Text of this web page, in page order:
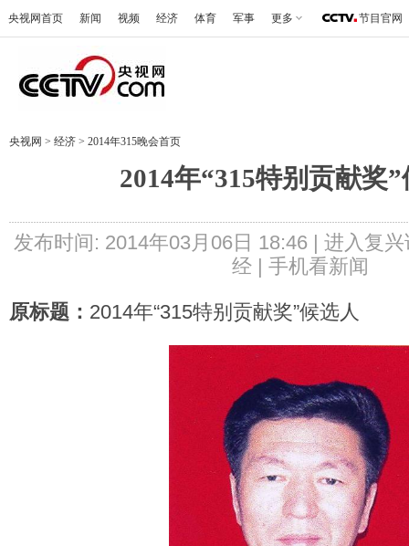
央视网首页 新闻 视频 经济 体育 军事 更多 节目官网
央视网 > 经济 > 2014年315晚会首页
2014年“315特别贡献奖
发布时间: 2014年03月06日 18:46 | 进入复兴
经 | 手机看新闻
原标题： 2014年“315特别贡献奖”候选人